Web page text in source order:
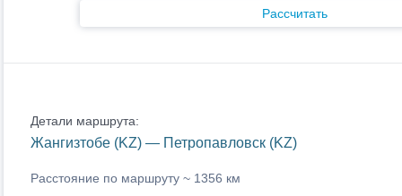
Рассчитать
Детали маршрута:
Жангизтобе (KZ) — Петропавловск (KZ)
Расстояние по маршруту ~ 1356 км